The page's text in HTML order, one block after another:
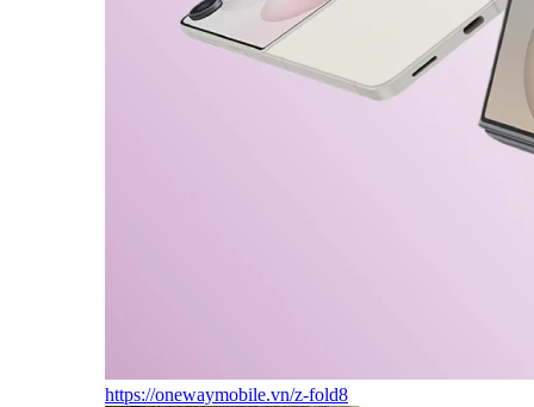
https://onewaymobile.vn/z-fold8